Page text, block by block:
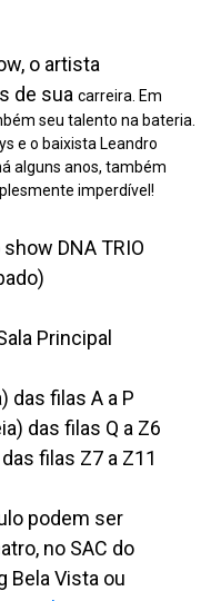
o artista
de suacarreira. Em
seu talento na bateria.
e o baixista Leandro
alguns anos, também
imperdível!
DNA TRIO
Principal
das filas A a P
das filas Q a Z6
filas Z7 a Z11
podem ser
no SAC do
Bela Vista ou